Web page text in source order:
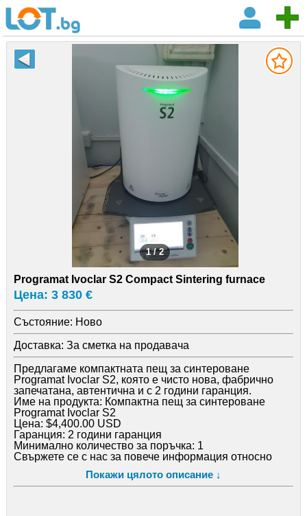
1 / 2
Programat Ivoclar S2 Compact Sintering furnace
Цена: 3 830 €
Състояние: Ново
Доставка: За сметка на продавача
Предлагаме компактната пещ за синтероване
Programat Ivoclar S2, която е чисто нова, фабрично
запечатана, автентична и с 2 години гаранция.
Име на продукта: Компактна пещ за синтероване
Programat Ivoclar S2
Цена: $4,400.00 USD
Гаранция: 2 години гаранция
Минимално количество за поръчка: 1
Свържете се с нас за повече информация относно
Whatsapp: +447445786725 или +16122204201
Telegram: Drpridemart
Покажи цялото описание ↓